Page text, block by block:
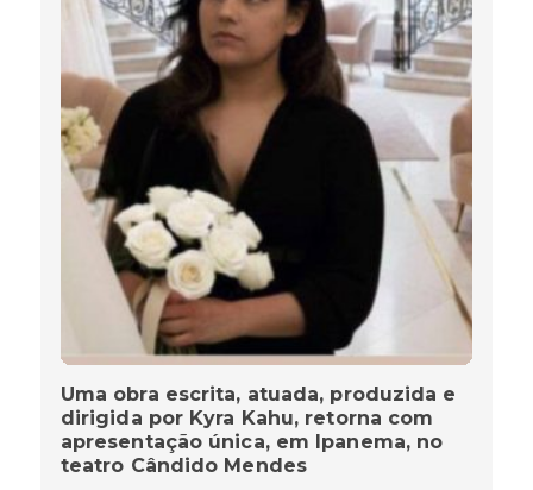
Uma obra escrita, atuada, produzida e
dirigida por Kyra Kahu, retorna com
apresentação única, em Ipanema, no
teatro Cândido Mendes